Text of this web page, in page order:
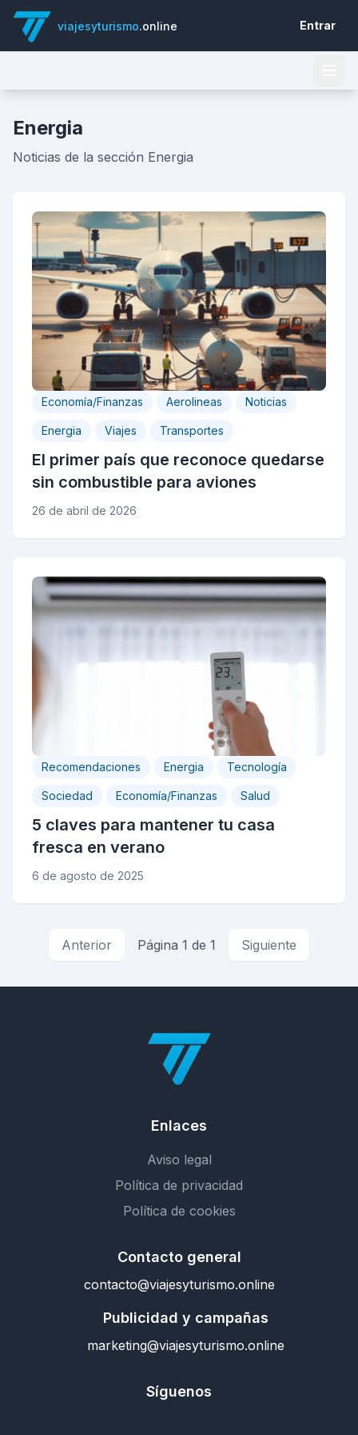
viajesyturismo.online Entrar
Energia
Noticias de la sección Energia
Economía/Finanzas Aerolineas Noticias
Energia Viajes Transportes
El primer país que reconoce quedarse
sin combustible para aviones
26 de abril de 2026
Recomendaciones Energia Tecnología
Sociedad Economía/Finanzas Salud
5 claves para mantener tu casa
fresca en verano
6 de agosto de 2025
Anterior Página 1 de 1 Siguiente
Enlaces
Aviso legal
Política de privacidad
Política de cookies
Contacto general
contacto@viajesyturismo.online
Publicidad y campañas
marketing@viajesyturismo.online
Síguenos